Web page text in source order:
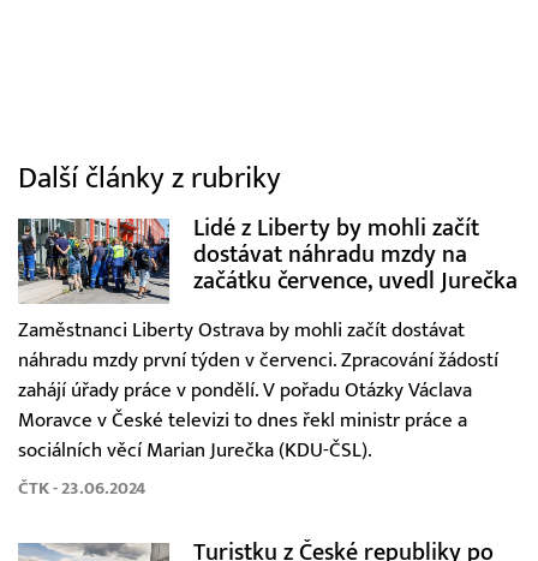
Další články z rubriky
Lidé z Liberty by mohli začít
dostávat náhradu mzdy na
začátku července, uvedl Jurečka
Zaměstnanci Liberty Ostrava by mohli začít dostávat
náhradu mzdy první týden v červenci. Zpracování žádostí
zahájí úřady práce v pondělí. V pořadu Otázky Václava
Moravce v České televizi to dnes řekl ministr práce a
sociálních věcí Marian Jurečka (KDU-ČSL).
ČTK - 23.06.2024
Turistku z České republiky po